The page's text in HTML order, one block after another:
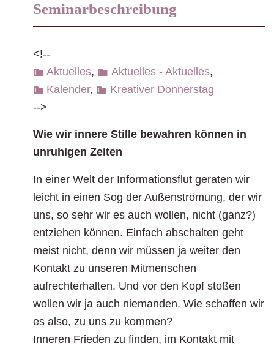
Seminarbeschreibung
<!--
Aktuelles, Aktuelles - Aktuelles,
Kalender,
Kreativer Donnerstag
-->
Wie wir innere Stille bewahren können in
unruhigen Zeiten
In einer Welt der Informationsflut geraten wir
leicht in einen Sog der Außenströmung, der wir
uns, so sehr wir es auch wollen, nicht (ganz?)
entziehen können. Einfach abschalten geht
meist nicht, denn wir müssen ja weiter den
Kontakt zu unseren Mitmenschen
aufrechterhalten. Und vor den Kopf stoßen
wollen wir ja auch niemanden. Wie schaffen wir
es also, zu uns zu kommen?
Inneren Frieden zu finden, im Kontakt mit